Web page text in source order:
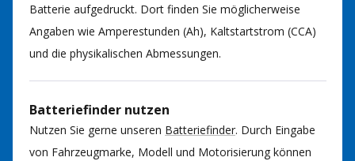
Batterie aufgedruckt. Dort finden Sie möglicherweise
Angaben wie Amperestunden (Ah), Kaltstartstrom (CCA)
und die physikalischen Abmessungen.
Batteriefinder nutzen
Nutzen Sie gerne unseren Batteriefinder. Durch Eingabe
von Fahrzeugmarke, Modell und Motorisierung können